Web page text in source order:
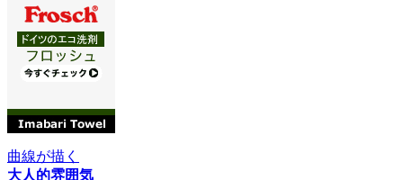
曲線が描く
大人的雰囲気